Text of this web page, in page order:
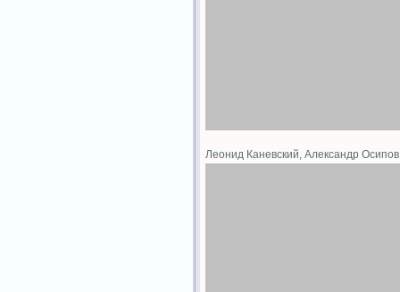
Леонид Каневский, Александр